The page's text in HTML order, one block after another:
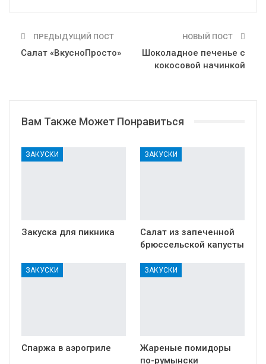
ПРЕДЫДУЩИЙ ПОСТ
Салат «ВкусноПросто»
НОВЫЙ ПОСТ
Шоколадное печенье с
кокосовой начинкой
Вам Также Может Понравиться
ЗАКУСКИ
Закуска для пикника
ЗАКУСКИ
Салат из запеченной
брюссельской капусты
ЗАКУСКИ
Спаржа в аэрогриле
ЗАКУСКИ
Жареные помидоры
по-румынски